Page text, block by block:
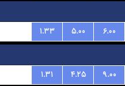
۱.۳۳ ۵.۰۰
۶.۰۰
۱.۳۱ ۴.۲۵
۹.۰۰